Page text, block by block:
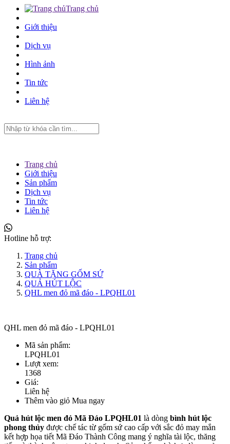
Trang chủ
Giới thiệu
Dịch vụ
Hình ảnh
Tin tức
Liên hệ
Trang chủ
Giới thiệu
Sản phẩm
Dịch vụ
Tin tức
Liên hệ
Hotline hỗ trợ:
Trang chủ
Sản phẩm
QUÀ TẶNG GỐM SỨ
QUẢ HÚT LỘC
QHL men đỏ mã đáo - LPQHL01
QHL men đỏ mã đáo - LPQHL01
Mã sản phẩm:
LPQHL01
Lượt xem:
1368
Giá:
Liên hệ
Thêm vào giỏ Mua ngay
Quả hút lộc men đỏ Mã Đáo LPQHL01 là dòng bình hút lộc
phong thủy được chế tác từ gốm sứ cao cấp với sắc đỏ may mắn
kết hợp họa tiết Mã Đáo Thành Công mang ý nghĩa tài lộc, thăng